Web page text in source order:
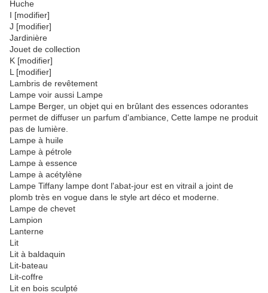
Huche
I [modifier]
J [modifier]
Jardinière
Jouet de collection
K [modifier]
L [modifier]
Lambris de revêtement
Lampe voir aussi Lampe
Lampe Berger, un objet qui en brûlant des essences odorantes
permet de diffuser un parfum d'ambiance, Cette lampe ne produit
pas de lumière.
Lampe à huile
Lampe à pétrole
Lampe à essence
Lampe à acétylène
Lampe Tiffany lampe dont l'abat-jour est en vitrail a joint de
plomb très en vogue dans le style art déco et moderne.
Lampe de chevet
Lampion
Lanterne
Lit
Lit à baldaquin
Lit-bateau
Lit-coffre
Lit en bois sculpté